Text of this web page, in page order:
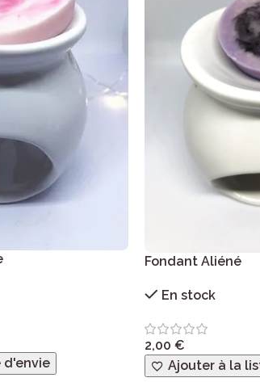
d'envie
Fondant Aliéné
En stock
2,00 €
Ajouter à la